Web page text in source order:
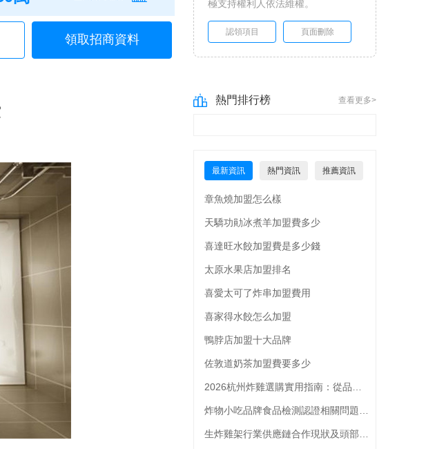
領取招商資料
極支持權利人依法維權。
認領項目 頁面刪除
熱門排行榜 查看更多>
最新資訊 熱門資訊 推薦資訊
章魚燒加盟怎么樣
天驕功勛冰煮羊加盟費多少
喜達旺水餃加盟費是多少錢
太原水果店加盟排名
喜愛太可了炸串加盟費用
喜家得水餃怎么加盟
鴨脖店加盟十大品牌
佐敦道奶茶加盟費要多少